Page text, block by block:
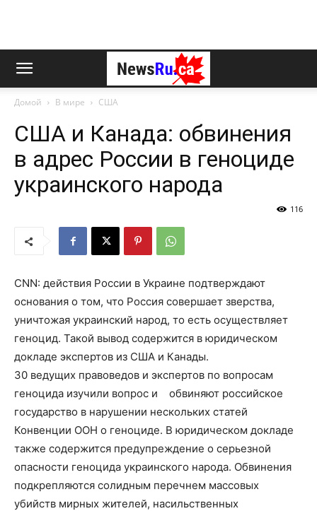
Домой В мире США
США и Канада: обвинения
в адрес России в геноциде
украинского народа
116
CNN: действия России в Украине подтверждают
основания о том, что Россия совершает зверства,
уничтожая украинский народ, то есть осуществляет
геноцид. Такой вывод содержится в юридическом
докладе экспертов из США и Канады.
30 ведущих правоведов и экспертов по вопросам
геноцида изучили вопрос и обвиняют российское
государство в нарушении нескольких статей
Конвенции ООН о геноциде. В юридическом докладе
также содержится предупреждение о серьезной
опасности геноцида украинского народа. Обвинения
подкрепляются солидным перечнем массовых
убийств мирных жителей, насильственных